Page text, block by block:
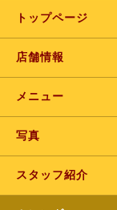
トップページ
店舗情報
メニュー
写真
スタッフ紹介